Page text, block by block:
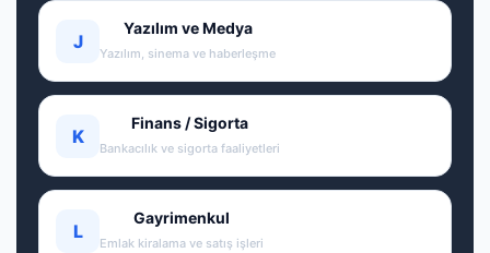
J
Yazılım ve Medya
Yazılım, sinema ve haberleşme
K
Finans / Sigorta
Bankacılık ve sigorta faaliyetleri
L
Gayrimenkul
Emlak kiralama ve satış işleri